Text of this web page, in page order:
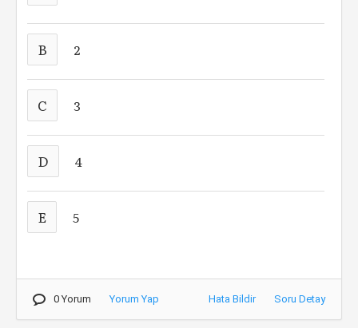
B 2
C 3
D 4
E 5
0 Yorum Yorum Yap Hata Bildir Soru Detay